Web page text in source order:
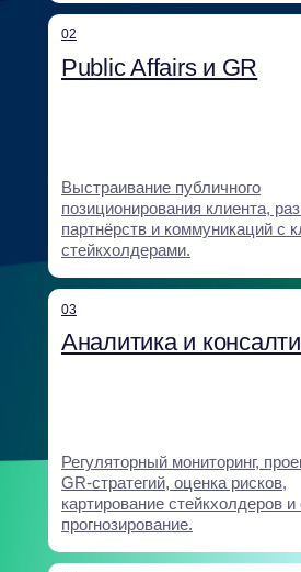
Антикризисные коммуникации, digital-
кампании, работа с негативом
и формирование нарратива.
коммуникации
Создание и внедрение обучающих
программ для развития GR-компетенций
и устойчивости команд.
Помощь компаниям при международной
экспансии и возвращении на российский
рынок: анализ рисков, институциональное
закрепление, выстраивание доверия.